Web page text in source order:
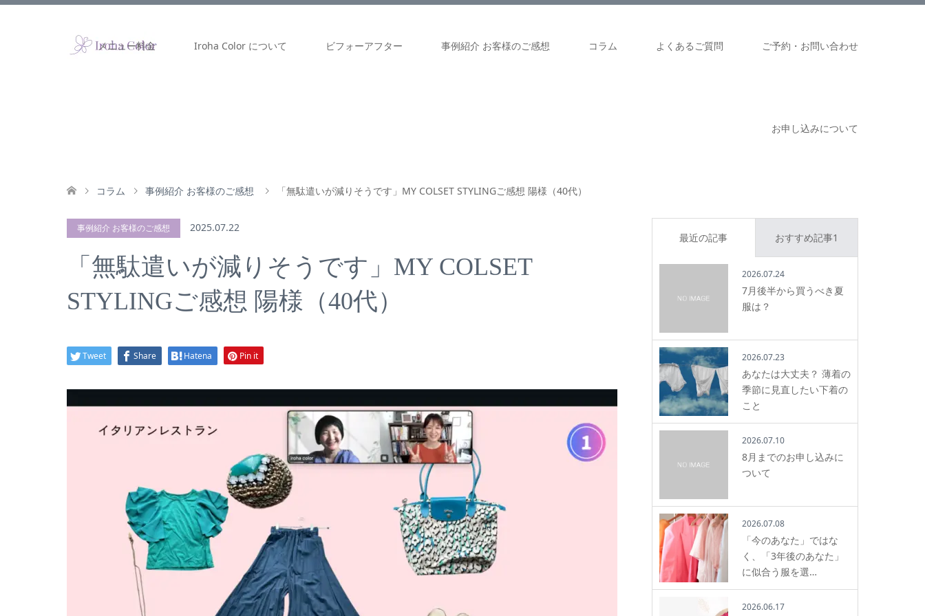
メニュー料金 Iroha Color について ビフォーアフター 事例紹介 お客様のご感想 コラム よくあるご質問 ご予約・お問い合わせ
お申し込みについて
コラム 事例紹介 お客様のご感想 「無駄遣いが減りそうです」MY COLSET STYLINGご感想 陽様（40代）
事例紹介 お客様のご感想 2025.07.22
「無駄遣いが減りそうです」MY COLSET
STYLINGご感想 陽様（40代）
Tweet Share Hatena Pin it
最近の記事 おすすめ記事1
2026.07.24
7月後半から買うべき夏
服は？
2026.07.23
あなたは大丈夫？ 薄着の
季節に見直したい下着の
こと
2026.07.10
8月までのお申し込みに
ついて
2026.07.08
「今のあなた」ではな
く、「3年後のあなた」
に似合う服を選…
2026.06.17